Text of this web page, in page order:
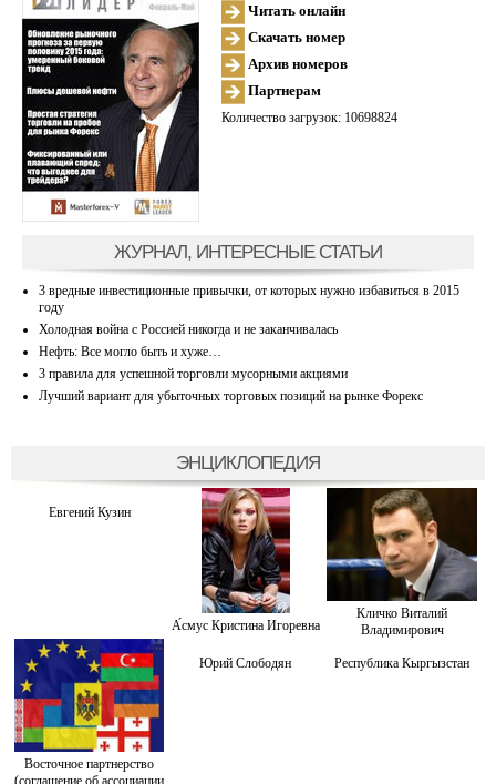
Читать онлайн
Скачать номер
Архив номеров
Партнерам
Количество загрузок: 10698824
ЖУРНАЛ, ИНТЕРЕСНЫЕ СТАТЬИ
3 вредные инвестиционные привычки, от которых нужно избавиться в 2015
году
Холодная война с Россией никогда и не заканчивалась
Нефть: Все могло быть и хуже…
3 правила для успешной торговли мусорными акциями
Лучший вариант для убыточных торговых позиций на рынке Форекс
ЭНЦИКЛОПЕДИЯ
Евгений Кузин
А́смус Кристина Игоревна
Кличко Виталий
Владимирович
Восточное партнерство
(соглашение об ассоциации
Юрий Слободян Республика Кыргызстан